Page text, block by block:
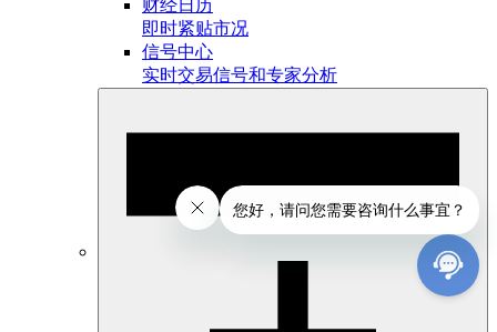
财经日历
即时紧贴市况
信号中心
实时交易信号和专家分析